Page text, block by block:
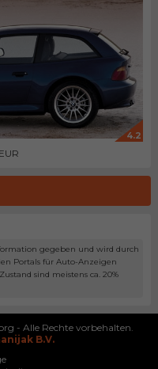
4.2
EUR
gegeben und wird durch
Portals für Auto-Anzeigen
sind meistens ca. 20%
- Alle Rechte vorbehalten.
B.V.